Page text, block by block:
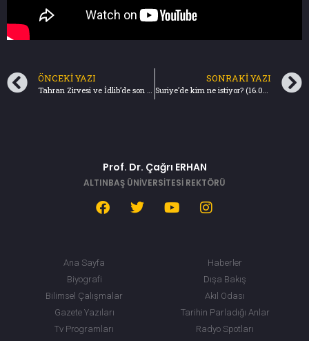
ÖNCEKI YAZI
Tahran Zirvesi ve İdlib’de son durum (09.09.2018) Türkiye Gazetesi
SONRAKI YAZI
Suriye’de kim ne istiyor? (16.09.2018) Türkiye Gazetesi
Prof. Dr. Çağrı ERHAN
ALTINBAŞ ÜNİVERSİTESİ REKTÖRÜ
Ana Sayfa
Biyografi
Bilimsel Çalışmalar
Gazete Yazıları
Tv Programları
Haberler
Dışa Bakış
Akıl Odası
Tarihin Parladığı Anlar
Radyo Spotları